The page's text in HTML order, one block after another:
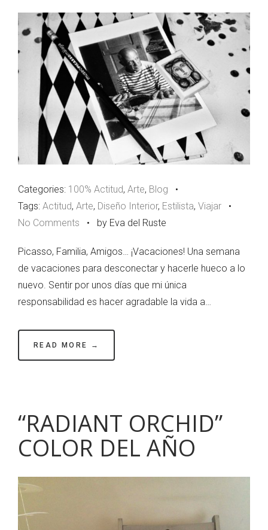
Categories: 100% Actitud, Arte, Blog •
Tags: Actitud, Arte, Diseño Interior, Estilista, Viajar •
No Comments • by Eva del Ruste
Picasso, Familia, Amigos… ¡Vacaciones! Una semana
de vacaciones para desconectar y hacerle hueco a lo
nuevo. Sentir por unos días que mi única
responsabilidad es hacer agradable la vida a…
READ MORE →
“RADIANT ORCHID”
COLOR DEL AÑO